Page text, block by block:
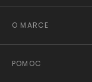
O MARCE
POMOC